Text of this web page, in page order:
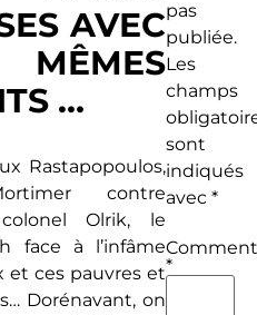
AVEC
…
Rastapopoulos,
contre
colonel Olrik, le
face à l’infâme
et ces pauvres et
Dorénavant, on
pas
publiée.
Les
champs
sont
indiqués
avec *
*